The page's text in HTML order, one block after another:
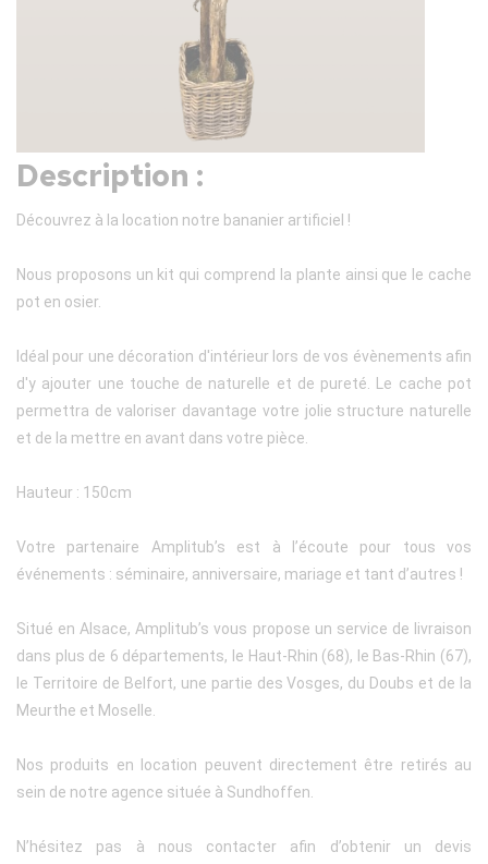
Description :
Découvrez à la location notre bananier artificiel !
Nous proposons un kit qui comprend la plante ainsi que le cache
pot en osier.
Idéal pour une décoration d'intérieur lors de vos évènements afin
d'y ajouter une touche de naturelle et de pureté. Le cache pot
permettra de valoriser davantage votre jolie structure naturelle
et de la mettre en avant dans votre pièce.
Hauteur : 150cm
Votre partenaire Amplitub’s est à l’écoute pour tous vos
événements : séminaire, anniversaire, mariage et tant d’autres !
Situé en Alsace, Amplitub’s vous propose un service de livraison
dans plus de 6 départements, le Haut-Rhin (68), le Bas-Rhin (67),
le Territoire de Belfort, une partie des Vosges, du Doubs et de la
Meurthe et Moselle.
Nos produits en location peuvent directement être retirés au
sein de notre agence située à Sundhoffen.
N’hésitez pas à nous contacter afin d’obtenir un devis